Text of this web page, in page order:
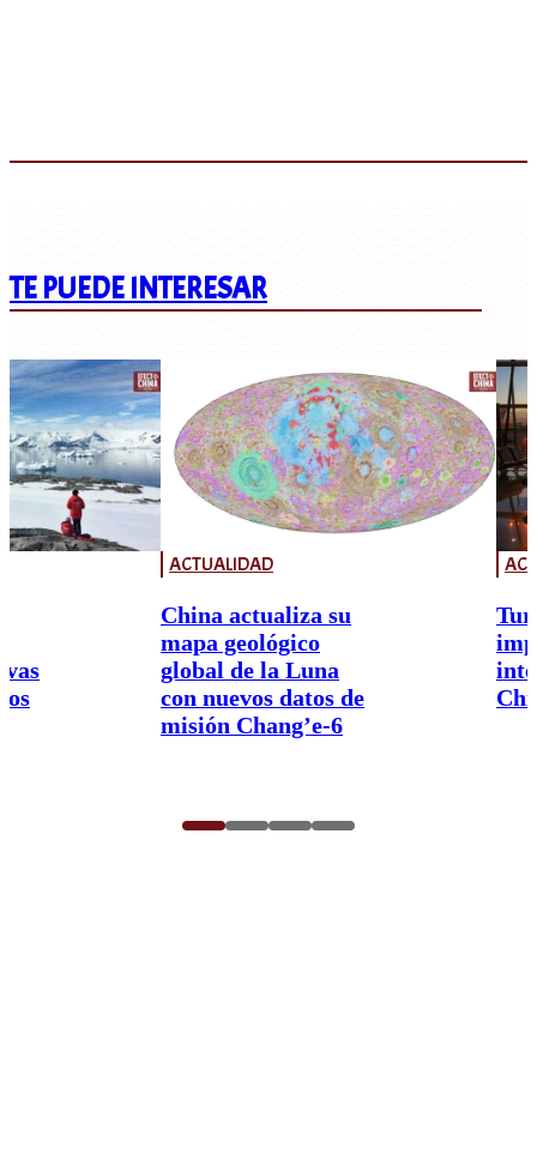
TE PUEDE INTERESAR
ACTUALIDAD
China actualiza su
mapa geológico
global de la Luna
con nuevos datos de
misión Chang’e-6